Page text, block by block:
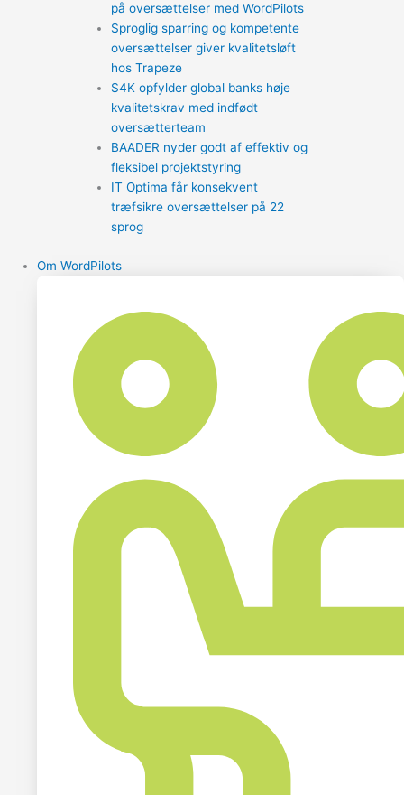
på oversættelser med WordPilots
Sproglig sparring og kompetente
oversættelser giver kvalitetsløft
hos Trapeze
S4K opfylder global banks høje
kvalitetskrav med indfødt
oversætterteam
BAADER nyder godt af effektiv og
fleksibel projektstyring
IT Optima får konsekvent
træfsikre oversættelser på 22
sprog
Om WordPilots